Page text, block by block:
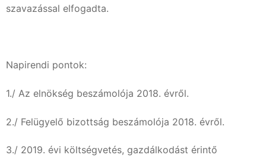
szavazással elfogadta.
Napirendi pontok:
1./ Az elnökség beszámolója 2018. évről.
2./ Felügyelő bizottság beszámolója 2018. évről.
3./ 2019. évi költségvetés, gazdálkodást érintő